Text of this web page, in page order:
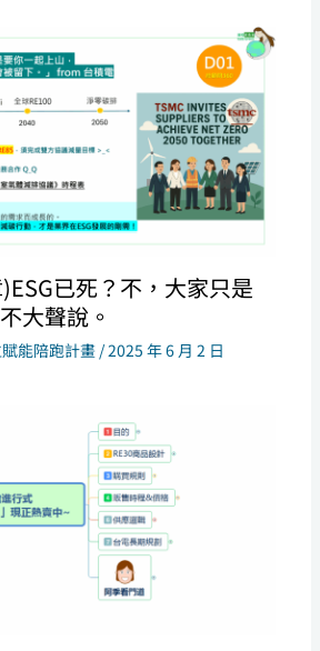
)ESG已死？不，大家只是
大聲說。
能陪跑計畫 /2025 年 6 月 2 日